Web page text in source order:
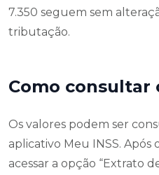
7.350 seguem sem
tributação.
Como consultar
Os valores podem ser
aplicativo Meu INSS. Após
acessar a opção “Extrato